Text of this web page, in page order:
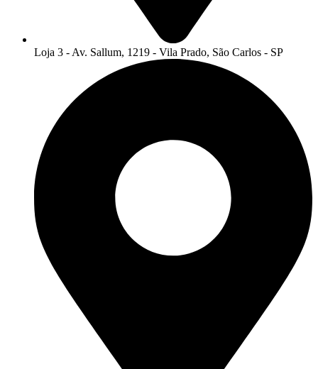
Loja 3 - Av. Sallum, 1219 - Vila Prado, São Carlos - SP